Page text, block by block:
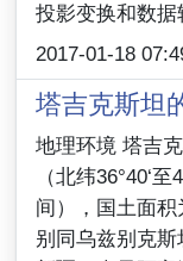
投影变换和数据
2017-01-18
塔吉克斯坦
地理环境 塔吉
（北纬36°40‘至
间），国土面
别同乌兹别克